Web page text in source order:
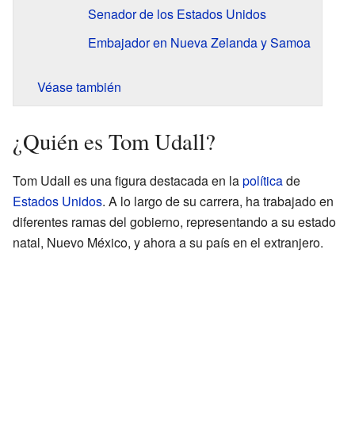
Senador de los Estados Unidos
Embajador en Nueva Zelanda y Samoa
Véase también
¿Quién es Tom Udall?
Tom Udall es una figura destacada en lapolíticade
Estados Unidos. A lo largo de su carrera, ha trabajado en
diferentes ramas del gobierno, representando a su estado
natal, Nuevo México, y ahora a su país en el extranjero.